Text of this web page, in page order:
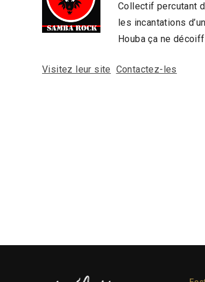
Collectif percutant
les incantations
Houba ça ne
Visitez leur site Contactez-les